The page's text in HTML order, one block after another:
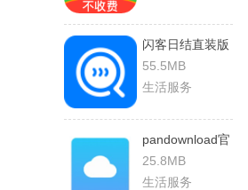
闪客日结直装版
55.5MB
生活服务
pandownload官
方版
25.8MB
生活服务